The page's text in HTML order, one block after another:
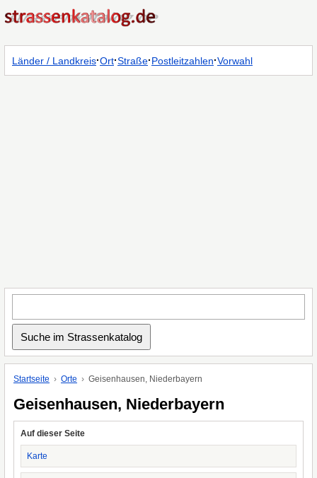
Länder / Landkreis·Ort·Straße·Postleitzahlen·Vorwahl
Startseite Orte Geisenhausen, Niederbayern
Geisenhausen, Niederbayern
Auf dieser Seite
Karte